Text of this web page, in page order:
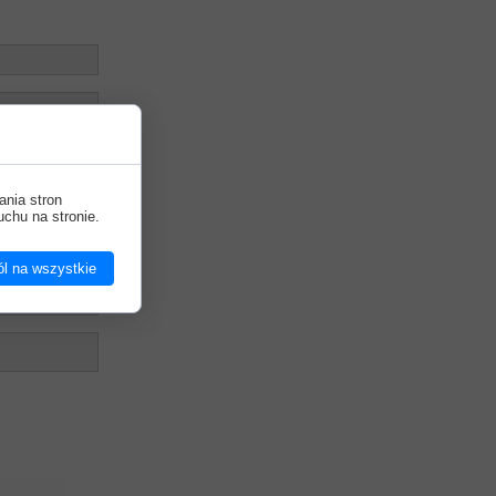
stron
na stronie.
na wszystkie